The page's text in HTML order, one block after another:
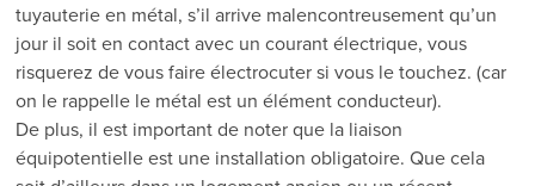
tuyauterie en métal, s’il arrive malencontreusement qu’un
jour il soit en contact avec un courant électrique, vous
risquerez de vous faire électrocuter si vous le touchez. (car
on le rappelle le métal est un élément conducteur).
De plus, il est important de noter que la liaison
équipotentielle est une installation obligatoire. Que cela